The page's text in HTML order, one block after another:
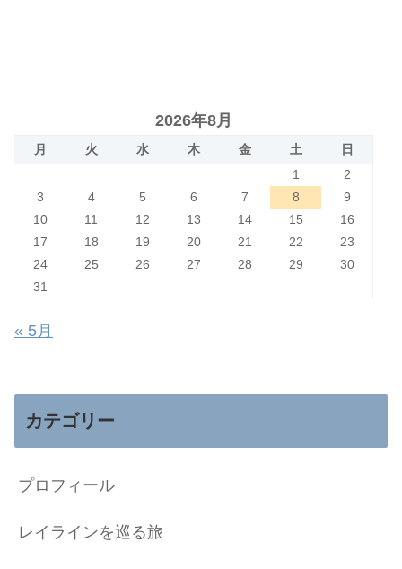
2026年8月
月 火 水 木 金 土
日
1
2
3
4 5 6 7 8
9
10
11 12 13 14 15
16
17
18 19 20 21 22
23
24
25 26 27 28 29
30
31
« 5月
カテゴリー
プロフィール
レイラインを巡る旅